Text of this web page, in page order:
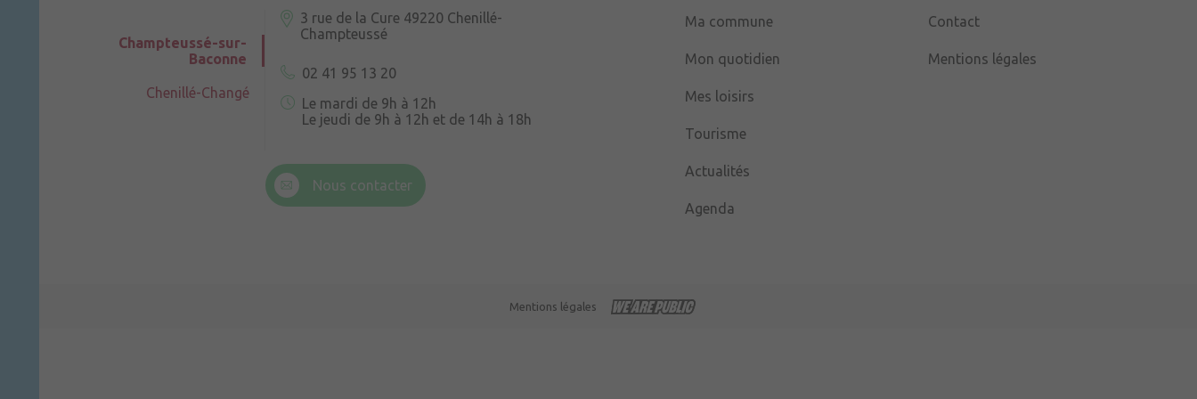
Champteussé-sur-
Baconne
Chenillé-Changé
3 rue de la Cure 49220 Chenillé-
Champteussé
02 41 95 13 20
Le mardi de 9h à 12h
Le jeudi de 9h à 12h et de 14h à 18h
Nous contacter
Ma commune
Mon quotidien
Mes loisirs
Tourisme
Actualités
Agenda
Contact
Mentions légales
Mentions légales